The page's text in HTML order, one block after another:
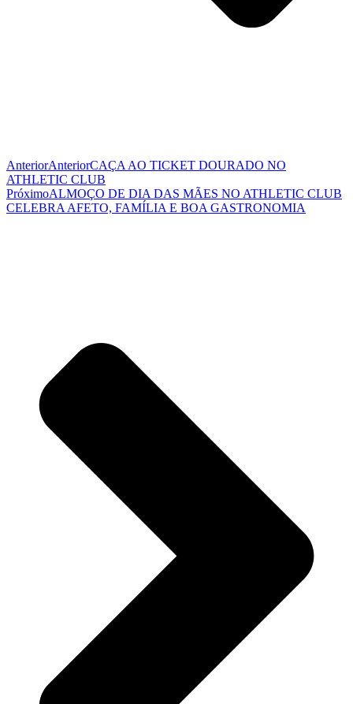
AnteriorAnteriorCAÇA AO TICKET DOURADO NO
ATHLETIC CLUB
PróximoALMOÇO DE DIA DAS MÃES NO ATHLETIC CLUB
CELEBRA AFETO, FAMÍLIA E BOA GASTRONOMIA